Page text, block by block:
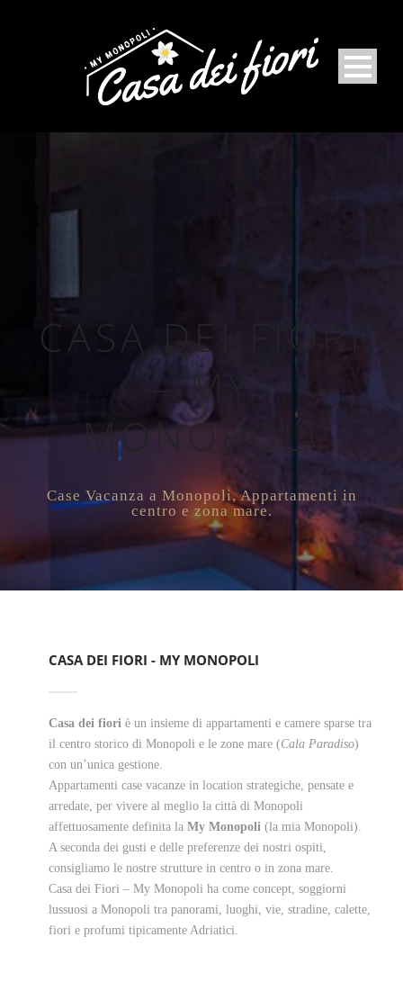
CASA DEI FIORI
– MY
MONOPOLI
Case Vacanza a Monopoli, Appartamenti in
centro e zona mare.
CASA DEI FIORI - MY MONOPOLI
Casa dei fiori è un insieme di appartamenti e camere sparse tra
il centro storico di Monopoli e le zone mare (Cala Paradiso)
con un’unica gestione.
Appartamenti case vacanze in location strategiche, pensate e
arredate, per vivere al meglio la città di Monopoli
affettuosamente definita la My Monopoli (la mia Monopoli).
A seconda dei gusti e delle preferenze dei nostri ospiti,
consigliamo le nostre strutture in centro o in zona mare.
Casa dei Fiori – My Monopoli ha come concept, soggiorni
lussuosi a Monopoli tra panorami, luoghi, vie, stradine, calette,
fiori e profumi tipicamente Adriatici.